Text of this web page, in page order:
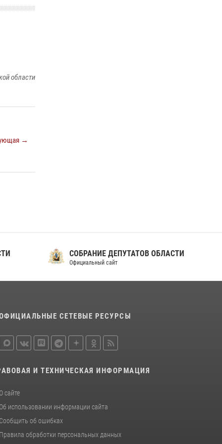
области
→
СОБРАНИЕ ДЕПУТАТОВ ОБЛАСТИ
Официальный сайт
СЕТЕВЫЕ РЕСУРСЫ
И ТЕХНИЧЕСКАЯ ИНФОРМАЦИЯ
О сайте
Об использовании информации сайта
Сообщить об ошибках
Правила обработки персональных данных